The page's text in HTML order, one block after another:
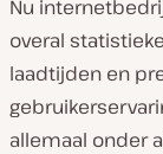
Nu
overal
laadtijden en
allemaal onder